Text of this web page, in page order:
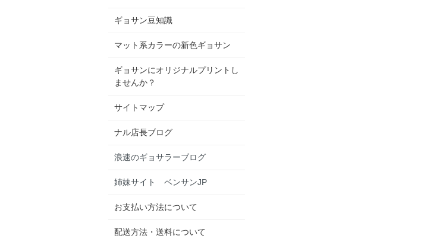
ギョサン豆知識
マット系カラーの新色ギョサン
ギョサンにオリジナルプリントし
ませんか？
サイトマップ
ナル店長ブログ
浪速のギョサラーブログ
姉妹サイト ベンサンJP
お支払い方法について
配送方法・送料について